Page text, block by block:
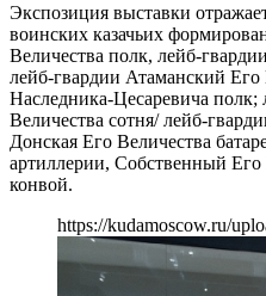
Экспозиция выставки
воинских казачьих
Величества полк, лейб-
лейб-гвардии Атаманский
Наследника-Цесаревича полк;
Величества сотня/ лейб-
Донская Его Величества
артиллерии, Собственный Его
конвой.
https://kudamoscow.ru/